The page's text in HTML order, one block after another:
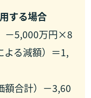
する場合
－5,000万円×8
よる減額）＝1,
額合計）－3,60